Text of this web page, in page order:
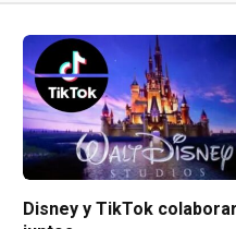
Disney y TikTok